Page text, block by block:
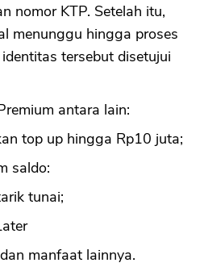
nomor KTP. Setelah itu,
menunggu hingga proses
tersebut disetujui
antara lain:
top up hingga Rp10 juta;
saldo:
tunai;
manfaat lainnya.